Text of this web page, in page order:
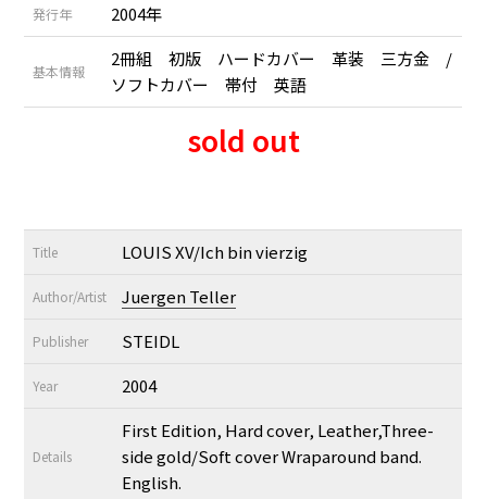
発行年 2004年
基本情報
2冊組 初版 ハードカバー 革装 三方金 /
ソフトカバー 帯付 英語
sold out
Title LOUIS XV/Ich bin vierzig
Author/Artist Juergen Teller
Publisher STEIDL
Year 2004
Details
First Edition, Hard cover, Leather,Three-
side gold/Soft cover Wraparound band.
English.